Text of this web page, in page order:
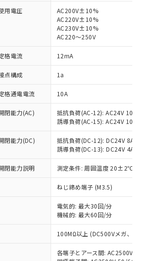
用電圧
AC200V±10%
AC220V±10%
AC230V±10%
AC220～250V
格電流 12mA
点構成 1a
格通電電流 10A
閉能力(AC)
抵抗負荷(AC-12): AC24V 10A/
誘導負荷(AC-15): AC24V
閉能力(DC)
抵抗負荷(DC-12): DC24V 8A/
誘導負荷(DC-13): DC24V 4A/
閉能力説明 測定条件: 周囲温度 20±2℃、
ねじ締め端子 (M3.5)
電気的: 最大30回/分
機械的: 最大60回/分
100MΩ以上 (DC500Vメガ、点
各端子とアース間: AC2500V
件
お読みいただき、同意のうえ
ビスは、当社制御機器事業取扱
当社在庫状況および標準価格
を提供させていただくもので
御機器事業取扱商品の中には、
ビスの対象外となる商品もある
ご了承ください。
況および標準価格照会結果は、
ている更新日時点での社内デー
づき作成されるものであり、閲
とは異なる場合があることをご
：EU RoHS指令（10物質）の
した製品が提供可能な商品で
RoHS指令（10物質）の非含
製品に切り替える予定のある
：EU RoHS指令（10物質）の
応の商品で、対応品を出す予
：EU RoHS指令（10物質）の
状況を調査中または確認中の
イセンス料など無形物で、有
関係のない商品です。
情により、非含有部品として
含有品と判明した場合などや
することがあります。
10物質）：
以下、 水銀(Hg) 1000ppm以下、 カド
1000ppm以下、ポリ臭化ビフェニル
均質材料含有率が中国RoHSの
あることを示します。
均質材料含有率が中国RoHSの
ていることを示します。
認です。当社販売部門へお問
、これら貴社製品のうち、外国
よび外国貿易法に定める商品
｢規制貨物等」という）を輸出
国外への提供する場合は、日本
の輸出許可(または役務取引許
得するなどの必要な手続きを